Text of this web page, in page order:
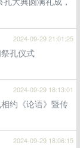
2024-09-29 21:01:25
孔仪式
2024-09-29 18:13:01
约《论语》暨传
2024-09-29 18:06:15